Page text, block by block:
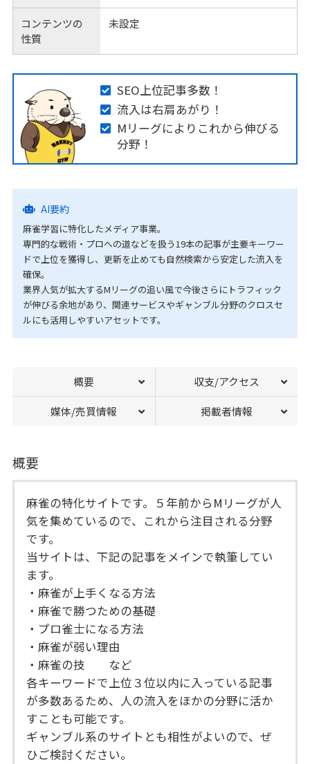
コンテンツの
性質
未設定
SEO上位記事多数！
流入は右肩あがり！
Mリーグによりこれから伸びる
分野！
AI要約
麻雀学習に特化したメディア事業。
専門的な戦術・プロへの道などを扱う19本の記事が主要キーワー
ドで上位を獲得し、更新を止めても自然検索から安定した流入を
確保。
業界人気が拡大するMリーグの追い風で今後さらにトラフィック
が伸びる余地があり、関連サービスやギャンブル分野のクロスセ
ルにも活用しやすいアセットです。
概要 収支/アクセス
媒体/売買情報 掲載者情報
概要
麻雀の特化サイトです。５年前からMリーグが人
気を集めているので、これから注目される分野
です。
当サイトは、下記の記事をメインで執筆してい
ます。
・麻雀が上手くなる方法
・麻雀で勝つための基礎
・プロ雀士になる方法
・麻雀が弱い理由
・麻雀の技 など
各キーワードで上位３位以内に入っている記事
が多数あるため、人の流入をほかの分野に活か
すことも可能です。
ギャンブル系のサイトとも相性がよいので、ぜ
ひご検討ください。